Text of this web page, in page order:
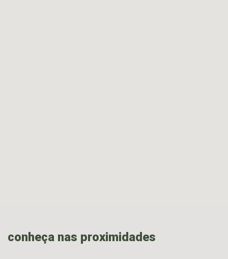
conheça nas proximidades